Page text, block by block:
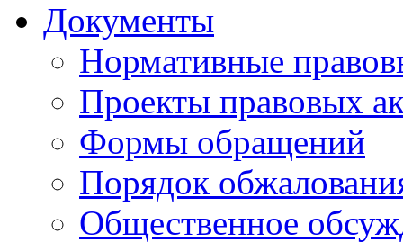
Документы
Нормативные
Проекты правовых
Формы обращений
Порядок
Общественное